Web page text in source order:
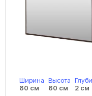
Ширина
80 см
Высота
60 см
2 см